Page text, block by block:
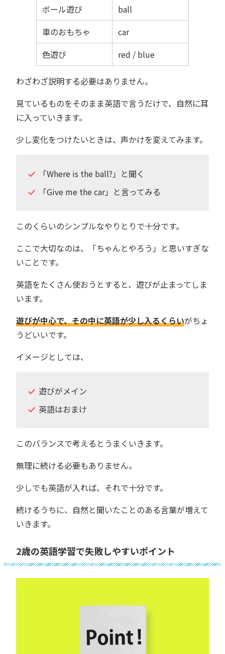
ボール遊び
ball
車のおもちゃ
car
色遊び
red / blue
わざわざ説明する必要はありません。
見ているものをそのまま英語で言うだけで、自然に耳
に入っていきます。
少し変化をつけたいときは、声かけを変えてみます。
「Where is the ball?」と聞く
「Give me the car」と言ってみる
このくらいのシンプルなやりとりで十分です。
ここで大切なのは、「ちゃんとやろう」と思いすぎな
いことです。
英語をたくさん使おうとすると、遊びが止まってしま
います。
遊びが中心で、その中に英語が少し入るくらいがちょ
うどいいです。
イメージとしては、
遊びがメイン
英語はおまけ
このバランスで考えるとうまくいきます。
無理に続ける必要もありません。
少しでも英語が入れば、それで十分です。
続けるうちに、自然と聞いたことのある言葉が増えて
いきます。
2歳の英語学習で失敗しやすいポイント